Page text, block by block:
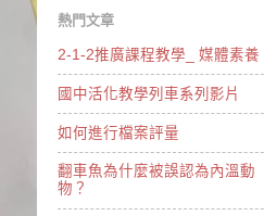
熱門文章
2-1-2推廣課程教學_ 媒體素養
國中活化教學列車系列影片
如何進行檔案評量
翻車魚為什麼被誤認為內溫動
物？